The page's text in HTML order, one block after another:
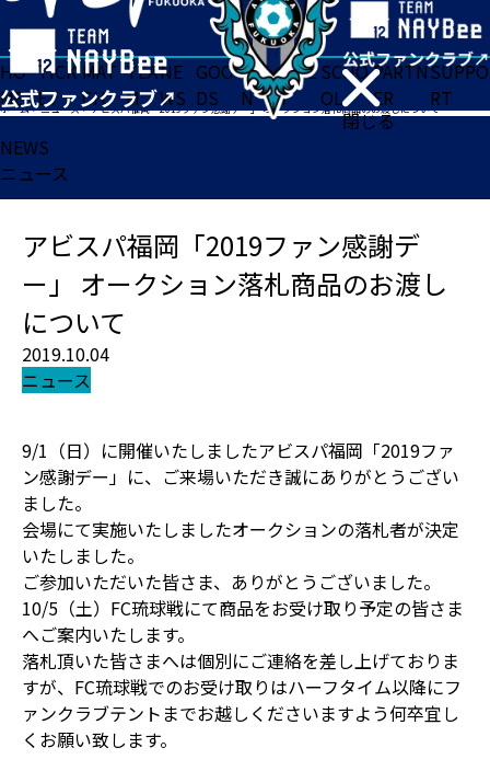
閉じる
HO
ME
TICK
ET
MAT
CH
TEA
M
NE
WS
GOO
DS
FA
N
ACADE
MY
SCHO
OL
PARTN
ER
SUPPO
RT
ホーム>ニュース>アビスパ福岡「2019ファン感謝デー」 オークション落札商品のお渡しについて
NEWS
ニュース
アビスパ福岡「2019ファン感謝デ
ー」 オークション落札商品のお渡し
について
2019.10.04
ニュース
9/1（日）に開催いたしましたアビスパ福岡「2019ファ
ン感謝デー」に、ご来場いただき誠にありがとうござい
ました。
会場にて実施いたしましたオークションの落札者が決定
いたしました。
ご参加いただいた皆さま、ありがとうございました。
10/5（土）FC琉球戦にて商品をお受け取り予定の皆さま
へご案内いたします。
落札頂いた皆さまへは個別にご連絡を差し上げておりま
すが、FC琉球戦でのお受け取りはハーフタイム以降にフ
ァンクラブテントまでお越しくださいますよう何卒宜し
くお願い致します。